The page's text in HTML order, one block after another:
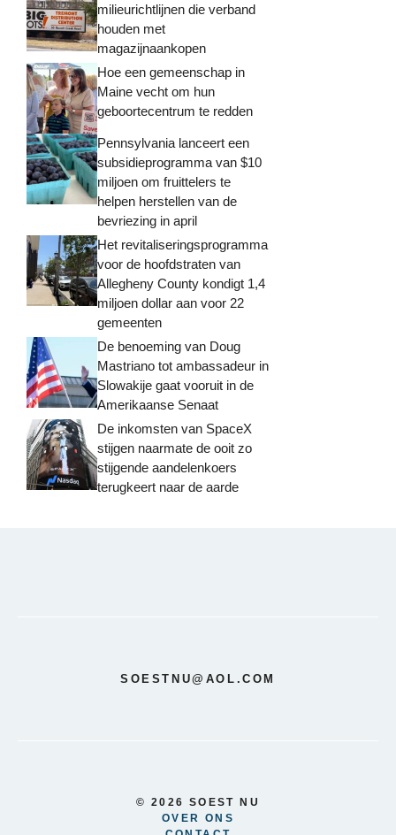
milieurichtlijnen die verband
houden met
magazijnaankopen
Hoe een gemeenschap in
Maine vecht om hun
geboortecentrum te redden
Pennsylvania lanceert een
subsidieprogramma van $10
miljoen om fruittelers te
helpen herstellen van de
bevriezing in april
Het revitaliseringsprogramma
voor de hoofdstraten van
Allegheny County kondigt 1,4
miljoen dollar aan voor 22
gemeenten
De benoeming van Doug
Mastriano tot ambassadeur in
Slowakije gaat vooruit in de
Amerikaanse Senaat
De inkomsten van SpaceX
stijgen naarmate de ooit zo
stijgende aandelenkoers
terugkeert naar de aarde
SOESTNU@AOL.COM
© 2026 SOEST NU
OVER ONS